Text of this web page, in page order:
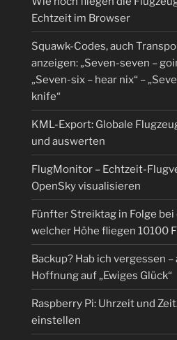
Echtzeit im Browser
Squawk-Codes, auch
anzeigen: „Seven-seven –
„Seven-six – hear nix“ –
knife“
KML-Export: Globale
und auswerten
FlugMonitor – Echtzeit-
OpenSky visualisieren
Fünfter Streiktag in Folge bei
welcher Höhe fliegen 10100
Backup? Hab ich vergessen
Hoffnung auf „Ewiges Glück“
Raspberry Pi: Uhrzeit und
einstellen